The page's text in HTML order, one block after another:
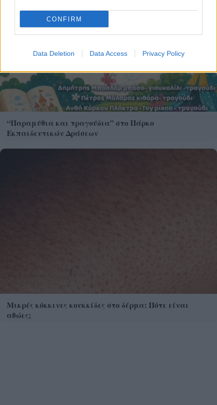
CONFIRM
Data Deletion Data Access Privacy Policy
“Παραμύθια και τραγούδια” στο Πάρκο
Εκπαιδευτικών Δράσεων
Μικρές κόκκινες κουκκίδες στο δέρμα: Πότε είναι
αθώες;